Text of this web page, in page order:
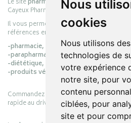
Nous
cookies
Nous utilisons
technologies de
votre expérience
notre site, pour
contenu
ciblées, pour
site et pour
Le sitepharmacie-cayeux.frest le
Cayeux Pharmabest Berck-sur-Mer –
Il vous permet de réaliser vos achats en
références en :
-pharmacie,
-parapharmacie,
-diététique,
-produits vétérinaires.
Commandez simplement vos produits en
rapide au drive ou la livraison à domicile,